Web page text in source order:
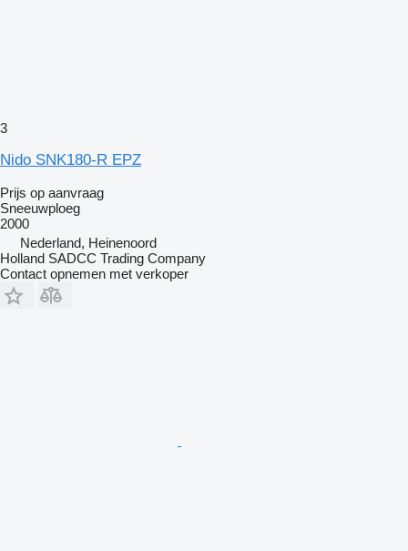
3
Nido SNK180-R EPZ
Prijs op aanvraag
Sneeuwploeg
2000
Nederland, Heinenoord
Holland SADCC Trading Company
Contact opnemen met verkoper